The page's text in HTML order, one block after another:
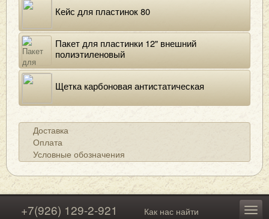
Кейс для пластинок 80
Пакет для пластинки 12" внешний
полиэтиленовый
Щетка карбоновая антистатическая
Доставка
Оплата
Условные обозначения
+7(926) 129-2-921 Как нас найти